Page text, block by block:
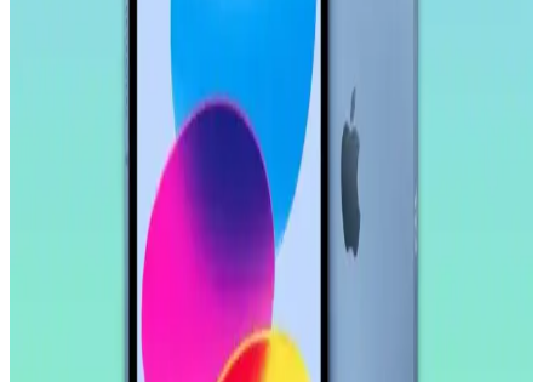
Samsung Galaxy Tab S11 Ultra 14.6 İnç AMOLED
Ekranlı Güçlü ve Çok Yönlü Tablet Özellikleri
Samsung Galaxy Tab S11 Ultra, 14.6 inç AMOLED ekran, güçlü
işlemci ve uzun pil ömrü ile çok yönlü kullanım sunar. Profesyonel
ve eğlence amaçlı ideal bir tablet deneyimi sağlar.
Samsung Galaxy Tab S9 FE+ Plus için Nano
Kırılmaz Esnek Ekran Koruyucu İncelemesi
Samsung Galaxy Tab S9 FE+ Plus için tasarlanmış nano cam ekran
koruyucu, yüksek dayanıklılık ve net görüntü sağlar. Kolay
uygulama ve göz yorgunluğunu azaltıcı özellikleriyle ekran
korumasında yeni standart.